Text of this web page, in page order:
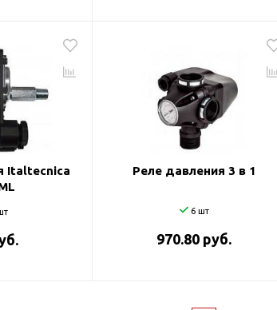
Italtecnica
Реле давления 3 в 1
6 шт
970.80 руб.